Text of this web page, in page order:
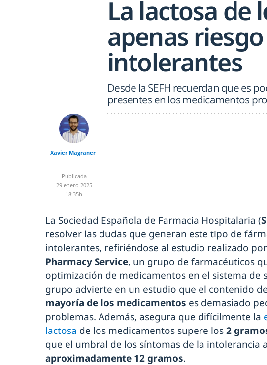
La lactosa de
apenas
intolerantes
Desde la SEFH recuerdan que es
presentes en los medicamentos
Xavier Magraner
Publicada
29 enero 2025
18:35h
La Sociedad Española de Farmacia Hospitalaria (
resolver las dudas que generan este tipo de
intolerantes, refiriéndose al estudio realizado por
Pharmacy Service, un grupo de farmacéuticos
optimización de medicamentos en el sistema de
grupo advierte en un estudio que el contenido
mayoría de los medicamentos es demasiado
problemas. Además, asegura que difícilmente la
lactosa de los medicamentos supere los2
que el umbral de los síntomas de la intolerancia
aproximadamente 12 gramos.